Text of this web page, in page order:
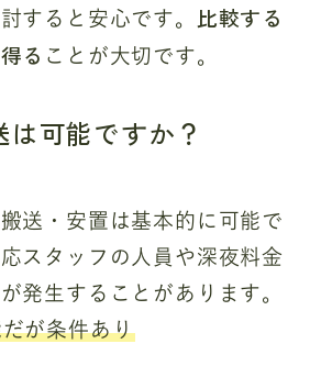
すると安心です。 比較する
る ことが大切です。
可能ですか？
送・安置は基本的に可能で
スタッフの人員や深夜料金
発生することがあります。
が条件あり